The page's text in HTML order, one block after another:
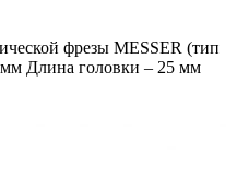
фрезы MESSER (тип
Длина головки – 25 мм